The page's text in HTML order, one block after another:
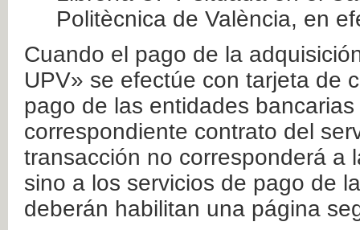
Politècnica de València, en
Cuando el pago de la
UPV» se efectúe con tarjeta de
pago de las entidades
correspondiente contrato del
transacción no corresponderá a
sino a los servicios de pago de
deberán habilitan una página